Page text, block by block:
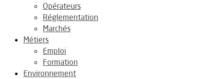
Opérateurs
Réglementation
Marchés
Métiers
Emploi
Formation
Environnement